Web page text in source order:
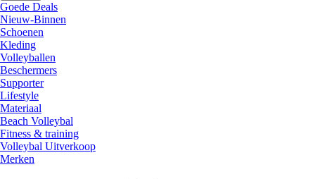
Goede Deals
Nieuw-Binnen
Schoenen
Kleding
Volleyballen
Beschermers
Supporter
Lifestyle
Materiaal
Beach Volleybal
Fitness & training
Volleybal Uitverkoop
Merken